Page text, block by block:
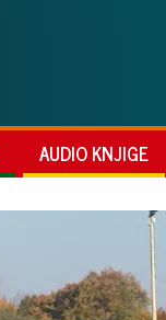
AUDIO KNJIGE